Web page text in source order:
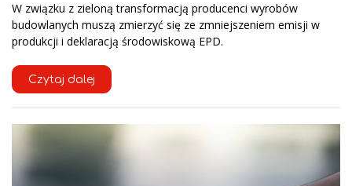
W związku z zieloną transformacją producenci wyrobów
budowlanych muszą zmierzyć się ze zmniejszeniem emisji w
produkcji i deklaracją środowiskową EPD.
Czytaj dalej